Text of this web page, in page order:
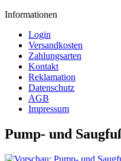
Informationen
Login
Versandkosten
Zahlungsarten
Kontakt
Reklamation
Datenschutz
AGB
Impressum
Pump- und